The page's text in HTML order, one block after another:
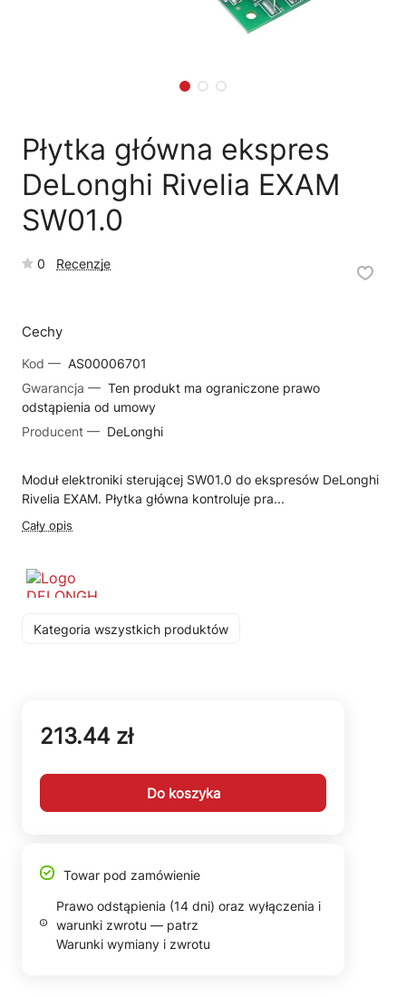
Płytka główna ekspres
DeLonghi Rivelia EXAM
SW01.0
0 Recenzje
Cechy
Kod — AS00006701
Gwarancja — Ten produkt ma ograniczone prawo
odstąpienia od umowy
Producent — DeLonghi
Moduł elektroniki sterującej SW01.0 do ekspresów DeLonghi
Rivelia EXAM. Płytka główna kontroluje pra...
Cały opis
Kategoria wszystkich produktów
213.44 zł
Do koszyka
Towar pod zamówienie
Prawo odstąpienia (14 dni) oraz wyłączenia i
warunki zwrotu — patrz
Warunki wymiany i zwrotu
📦Reklamacja towaru